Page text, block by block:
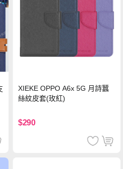
XIEKE OPPO A6x 5G 月詩蠶
絲紋皮套(玫紅)
$290